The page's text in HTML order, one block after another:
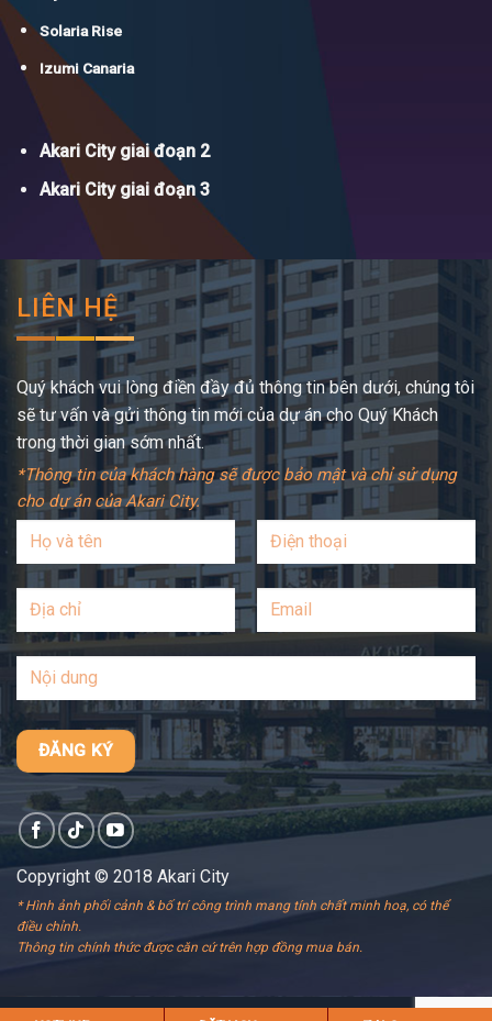
Solaria Rise
Izumi Canaria
Akari City giai đoạn 2
Akari City giai đoạn 3
LIÊN HỆ
Quý khách vui lòng điền đầy đủ thông tin bên dưới, chúng tôi
sẽ tư vấn và gửi thông tin mới của dự án cho Quý Khách
trong thời gian sớm nhất.
*Thông tin của khách hàng sẽ được bảo mật và chỉ sử dụng
cho dự án của Akari City.
Copyright © 2018 Akari City
* Hình ảnh phối cảnh & bố trí công trình mang tính chất minh hoạ, có thể
điều chỉnh.
Thông tin chính thức được căn cứ trên hợp đồng mua bán.